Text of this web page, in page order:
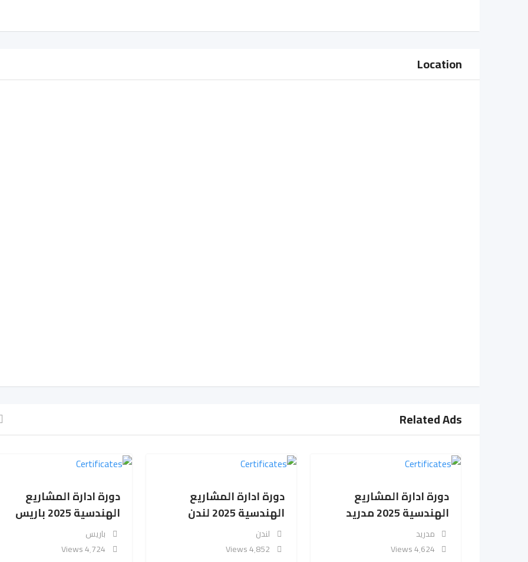
Location
Related Ads
دورة ادارة المشاريع
الهندسية 2025 مدريد
مدريد
4٬624 Views
دورة ادارة المشاريع
الهندسية 2025 لندن
لندن
4٬852 Views
دورة ادارة المشاريع
الهندسية 2025 باريس
باريس
4٬724 Views